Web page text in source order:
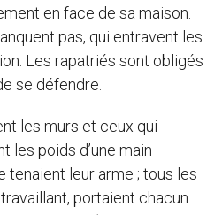
en face de sa maison.
pas, qui entravent les
Les rapatriés sont obligés
se défendre.
les murs et ceux qui
les poids d’une main
tenaient leur arme ; tous les
travaillant, portaient chacun